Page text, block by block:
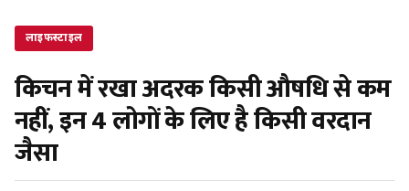
लाइफस्टाइल
किचन में रखा अदरक किसी औषधि से कम
नहीं, इन 4 लोगों के लिए है किसी वरदान
जैसा